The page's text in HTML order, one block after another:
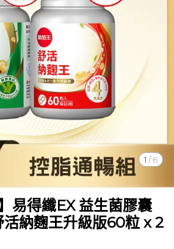
1 / 6
易得纖EX 益生菌膠囊
納麴王升級版60粒 x 2